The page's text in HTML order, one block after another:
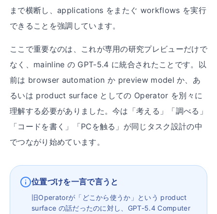
まで横断し、applications をまたぐ workflows を実行
できることを強調しています。
ここで重要なのは、これが専用の研究プレビューだけで
なく、mainline の GPT-5.4 に統合されたことです。以
前は browser automation か preview model か、あ
るいは product surface としての Operator を別々に
理解する必要がありました。今は「考える」「調べる」
「コードを書く」「PCを触る」が同じタスク設計の中
でつながり始めています。
位置づけを一言で言うと
旧Operatorが「どこから使うか」という product
surface の話だったのに対し、GPT-5.4 Computer